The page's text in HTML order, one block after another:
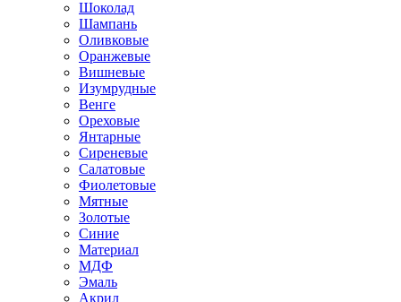
Шоколад
Шампань
Оливковые
Оранжевые
Вишневые
Изумрудные
Венге
Ореховые
Янтарные
Сиреневые
Салатовые
Фиолетовые
Мятные
Золотые
Синие
Материал
МДФ
Эмаль
Акрил